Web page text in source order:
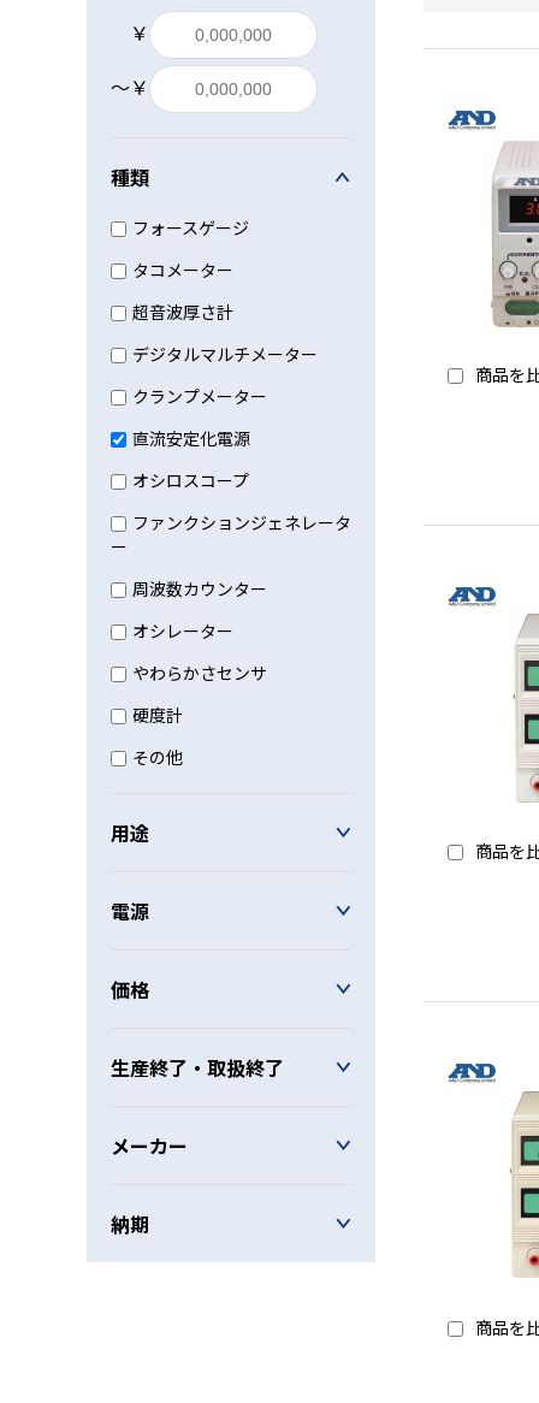
￥
〜￥
種類
フォースゲージ
タコメーター
超音波厚さ計
デジタルマルチメーター
クランプメーター
直流安定化電源
オシロスコープ
ファンクションジェネレータ
ー
周波数カウンター
オシレーター
やわらかさセンサ
硬度計
その他
用途
電源
価格
生産終了・取扱終了
メーカー
納期
商品を
商品を
商品を